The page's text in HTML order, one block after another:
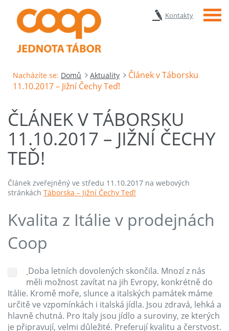
Kontakty Menu
Nacházíte se: Domů Aktuality
Článek v Táborsku
11.10.2017 – Jižní Čechy Teď!
ČLÁNEK V TÁBORSKU
11.10.2017 – JIŽNÍ ČECHY
TEĎ!
Článek zveřejněný ve středu 11.10.2017 na webových
stránkách Táborska – Jižní Čechy Teď!
Kvalita z Itálie v prodejnách
Coop
Doba letních dovolených skončila. Mnozí z nás
měli možnost zavítat na jih Evropy, konkrétně do
Itálie. Kromě moře, slunce a italských památek máme
určitě ve vzpomínkách i italská jídla. Jsou zdravá, lehká a
hlavně chutná. Pro Italy jsou jídlo a suroviny, ze kterých
je připravují, velmi důležité. Preferují kvalitu a čerstvost.